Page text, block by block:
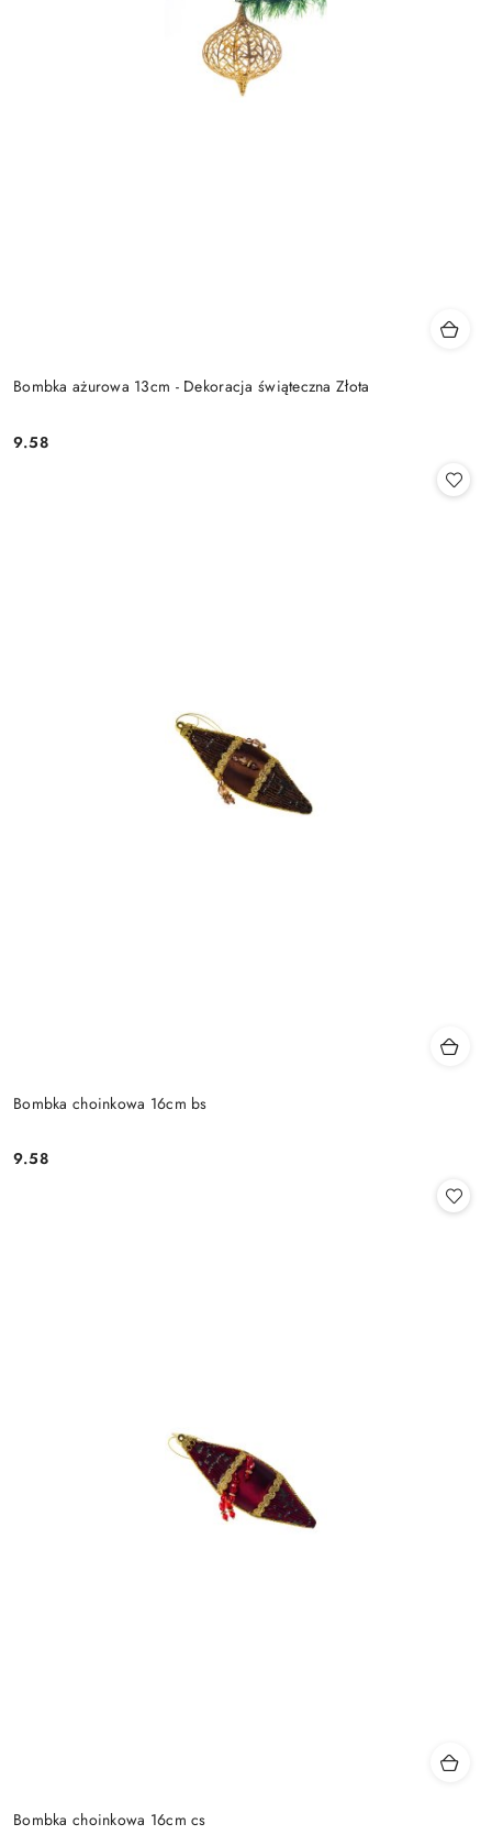
Bombka ażurowa 13cm - Dekoracja świąteczna Złota
Cena:
9.58
Bombka choinkowa 16cm bs
Cena:
9.58
Bombka choinkowa 16cm cs